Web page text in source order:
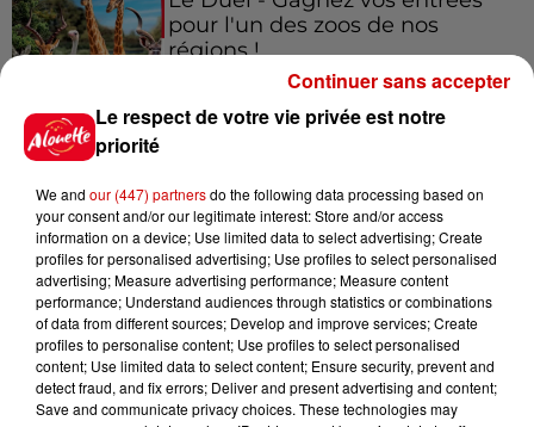
pour l'un des zoos de nos
régions !
votre séjour en famille au cœur
de la...
Destination Vacances : inscrivez-
vous !
Le respect de votre vie privée est notre
priorité
We and our (447) partnersdo the following data processing based on
your consent and/or our legitimate interest: Store and/or access
information on a device; Use limited data to select advertising; Create
profiles for personalised advertising; Use profiles to select personalised
advertising; Measure advertising performance; Measure content
performance; Understand audiences through statistics or combinations
of data from different sources; Develop and improve services; Create
profiles to personalise content; Use profiles to select personalised
content; Use limited data to select content; Ensure security, prevent and
detect fraud, and fix errors; Deliver and present advertising and content;
Save and communicate privacy choices. These technologies may
Continuer sans accepter